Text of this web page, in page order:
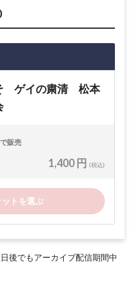
ゲイの粛清 松本
販売
1,400 円 (税込)
ットを選ぶ
後でもアーカイブ配信期間中